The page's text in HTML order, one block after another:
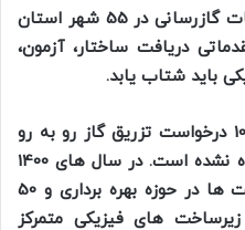
تواضعی فر یادآور می شود: عملیات گازرسانی در 55 شهر استان
دریافت ساختار، آزمون،
باید شتاب یابد.
وی اعلام می کند: سال آینده با 10 درخواست تزریق گاز رو به رو
می شویم و کماکان ساختار آماده نشده است. در سال های 1400
تا 1405 بیش از 50 درصد فعالیت ها در حوزه بهره برداری و 50
های فیزیکی متمرکز